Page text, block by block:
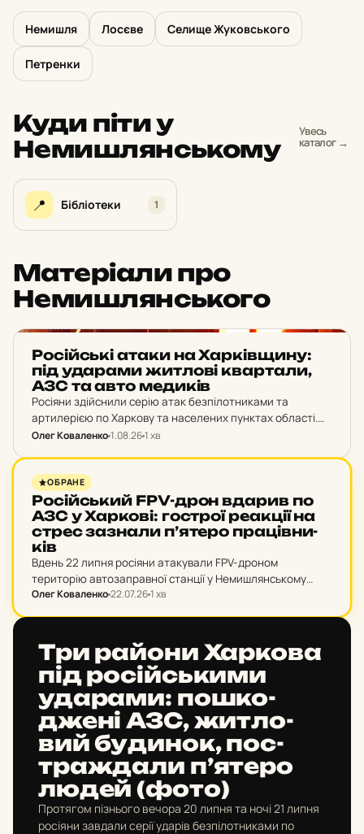
Немишля Лосєве Селище Жуковського
Петренки
Куди піти у
Немишлянському
Увесь
каталог →
📍 Бібліотеки 1
Матеріали про
Немишлянського
НОВИНИ ХАРКОВА
Ро­сій­ські атаки на Хар­ків­щи­ну:
під уда­ра­ми жит­ло­ві квар­та­ли,
АЗС та авто ме­ди­ків
Росіяни здійснили серію атак безпілотниками та
артилерією по Харкову та населених пунктах області.
Унаслідок ворожих ударів поранено чотирьох цивільних
Олег Коваленко1.08.261 хв
НОВИНИ ХАРКОВА
ОБРАНЕ
Ро­сій­ський FPV-дрон вдарив по
АЗС у Хар­ко­ві: гос­трої ре­ак­ції на
стрес заз­на­ли п’я­те­ро пра­ців­ни­
ків
Вдень 22 липня росіяни атакували FPV-дроном
територію автозаправної станції у Немишлянському
районі Харкова.
Олег Коваленко22.07.261 хв
Три райони Хар­ко­ва
під ро­сій­ськи­ми
уда­ра­ми: пош­ко­
дже­ні АЗС, жит­ло­
вий бу­ди­нок, пос­
траж­да­ли п’я­те­ро
людей (фото)
Протягом пізнього вечора 20 липня та ночі 21 липня
росіяни завдали серії ударів безпілотниками по